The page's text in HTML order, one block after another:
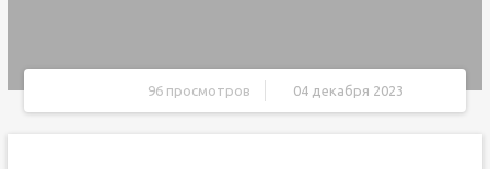
96 просмотров 04 декабря 2023